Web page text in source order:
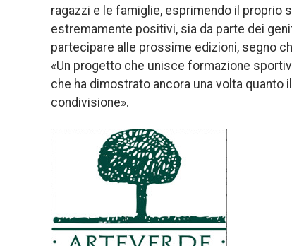
ragazzi e le famiglie, esprimendo il proprio
estremamente positivi, sia da parte dei
partecipare alle prossime edizioni, segno
«Un progetto che unisce formazione
che ha dimostrato ancora una volta
condivisione».